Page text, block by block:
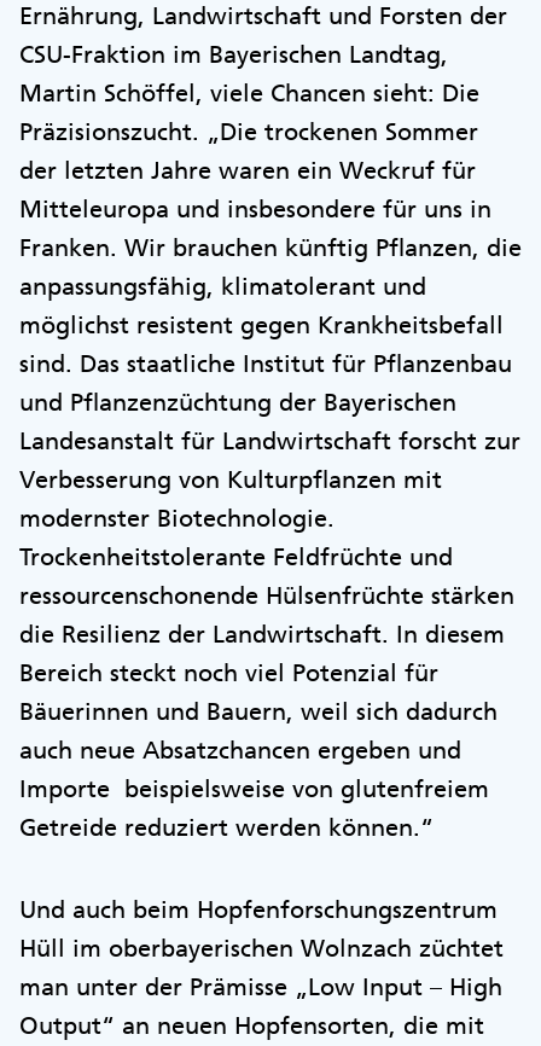
Ernährung, Landwirtschaft und Forsten der
CSU-Fraktion im Bayerischen Landtag,
Martin Schöffel, viele Chancen sieht: Die
Präzisionszucht. „Die trockenen Sommer
der letzten Jahre waren ein Weckruf für
Mitteleuropa und insbesondere für uns in
Franken. Wir brauchen künftig Pflanzen, die
anpassungsfähig, klimatolerant und
möglichst resistent gegen Krankheitsbefall
sind. Das staatliche Institut für Pflanzenbau
und Pflanzenzüchtung der Bayerischen
Landesanstalt für Landwirtschaft forscht zur
Verbesserung von Kulturpflanzen mit
modernster Biotechnologie.
Trockenheitstolerante Feldfrüchte und
ressourcenschonende Hülsenfrüchte stärken
die Resilienz der Landwirtschaft. In diesem
Bereich steckt noch viel Potenzial für
Bäuerinnen und Bauern, weil sich dadurch
auch neue Absatzchancen ergeben und
Importe beispielsweise von glutenfreiem
Getreide reduziert werden können.“
Und auch beim Hopfenforschungszentrum
Hüll im oberbayerischen Wolnzach züchtet
man unter der Prämisse „Low Input – High
Output“ an neuen Hopfensorten, die mit